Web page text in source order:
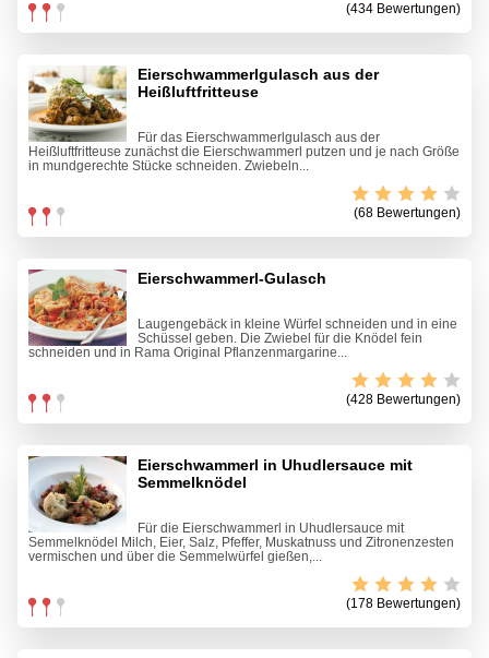
(434 Bewertungen)
Eierschwammerlgulasch aus der
Heißluftfritteuse
Für das Eierschwammerlgulasch aus der
Heißluftfritteuse zunächst die Eierschwammerl putzen und je nach Größe
in mundgerechte Stücke schneiden. Zwiebeln...
(68 Bewertungen)
Eierschwammerl-Gulasch
Laugengebäck in kleine Würfel schneiden und in eine
Schüssel geben. Die Zwiebel für die Knödel fein
schneiden und in Rama Original Pflanzenmargarine...
(428 Bewertungen)
Eierschwammerl in Uhudlersauce mit
Semmelknödel
Für die Eierschwammerl in Uhudlersauce mit
Semmelknödel Milch, Eier, Salz, Pfeffer, Muskatnuss und Zitronenzesten
vermischen und über die Semmelwürfel gießen,...
(178 Bewertungen)